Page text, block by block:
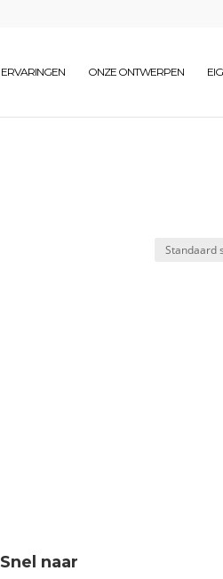
ERVARINGEN ONZE ONTWERPEN
Snel naar